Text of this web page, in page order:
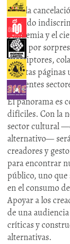
Pero la
despido
pandemia y el
tomó por
suscriptores,
en estas
diferentes
El panorama es
difíciles. Con la
sector cultural
alternativo—
creadores y
para encontrar
público, uno
en el consumo
Apoyar a los
de una
críticas y
alternativas.